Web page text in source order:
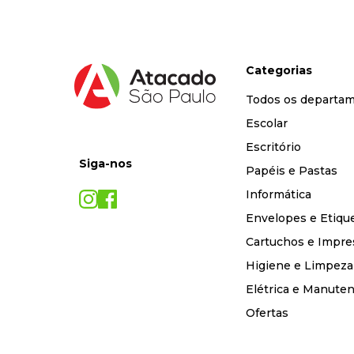
Siga-nos
Categorias
Todos os
Escolar
Escritório
Papéis e Pastas
Informática
Envelopes e
Cartuchos e
Higiene e Limpeza
Elétrica e
Ofertas